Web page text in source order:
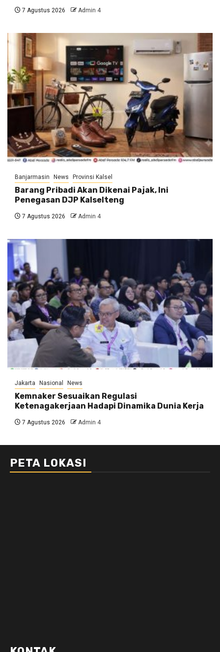
7 Agustus 2026 Admin 4
Banjarmasin News Provinsi Kalsel
Barang Pribadi Akan Dikenai Pajak, Ini
Penegasan DJP Kalselteng
7 Agustus 2026 Admin 4
Jakarta Nasional News
Kemnaker Sesuaikan Regulasi
Ketenagakerjaan Hadapi Dinamika Dunia Kerja
7 Agustus 2026 Admin 4
PETA LOKASI